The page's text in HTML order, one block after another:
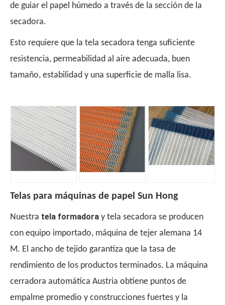
de guiar el papel húmedo a través de la sección de la
secadora.
Esto requiere que la tela secadora tenga suficiente
resistencia, permeabilidad al aire adecuada, buen
tamaño, estabilidad y una superficie de malla lisa.
Telas para máquinas de papel Sun Hong
Nuestra tela formadora y tela secadora se producen
con equipo importado, máquina de tejer alemana 14
M. El ancho de tejido garantiza que la tasa de
rendimiento de los productos terminados. La máquina
cerradora automática Austria obtiene puntos de
empalme promedio y construcciones fuertes y la